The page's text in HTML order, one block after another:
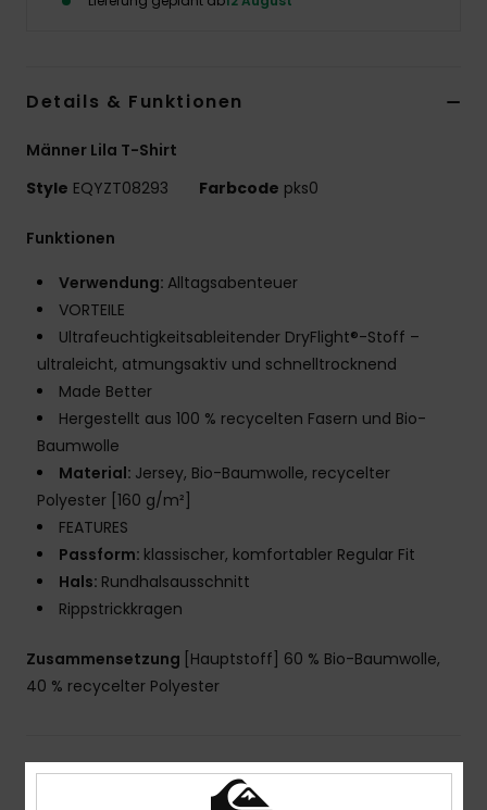
Details & Funktionen
Männer Lila T-Shirt
Style EQYZT08293 Farbcode pks0
Funktionen
Verwendung: Alltagsabenteuer
VORTEILE
Ultrafeuchtigkeitsableitender DryFlight®-Stoff –
ultraleicht, atmungsaktiv und schnelltrocknend
Made Better
Hergestellt aus 100 % recycelten Fasern und Bio-
Baumwolle
Material: Jersey, Bio-Baumwolle, recycelter
Polyester [160 g/m²]
FEATURES
Passform: klassischer, komfortabler Regular Fit
Hals: Rundhalsausschnitt
Rippstrickkragen
Zusammensetzung [Hauptstoff] 60 % Bio-Baumwolle,
40 % recycelter Polyester
Versand & Rückversand